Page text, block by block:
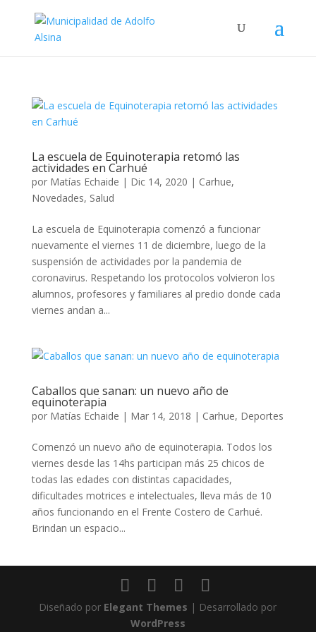
La escuela de Equinoterapia retomó las
actividades en Carhué
por Matías Echaide | Dic 14, 2020 | Carhue,
Novedades, Salud
La escuela de Equinoterapia comenzó a funcionar
nuevamente el viernes 11 de diciembre, luego de la
suspensión de actividades por la pandemia de
coronavirus. Respetando los protocolos volvieron los
alumnos, profesores y familiares al predio donde cada
viernes andan a...
Caballos que sanan: un nuevo año de
equinoterapia
por Matías Echaide | Mar 14, 2018 | Carhue, Deportes
Comenzó un nuevo año de equinoterapia. Todos los
viernes desde las 14hs participan más 25 chicos de
todas las edades con distintas capacidades,
dificultades motrices e intelectuales, lleva más de 10
años funcionando en el Frente Costero de Carhué.
Brindan un espacio...
Diseñado por Elegant Themes | Desarrollado por
WordPress